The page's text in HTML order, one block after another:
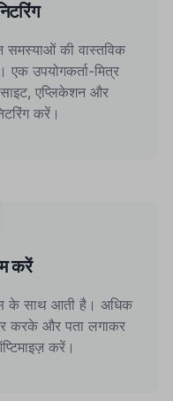
समस्याओं की वास्तविक
एक उपयोगकर्ता-मित्र
एप्लिकेशन और
करें।
करें
के साथ आती है। अधिक
करके और पता लगाकर
करें।